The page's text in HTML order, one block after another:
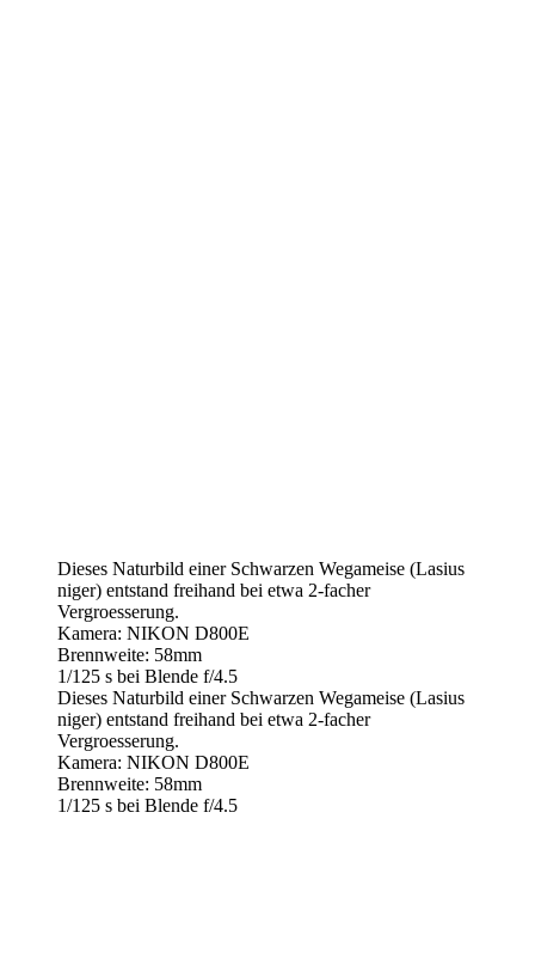
Dieses Naturbild einer Schwarzen Wegameise (Lasius
niger) entstand freihand bei etwa 2-facher
Vergroesserung.
Kamera: NIKON D800E
Brennweite: 58mm
1/125 s bei Blende f/4.5
Dieses Naturbild einer Schwarzen Wegameise (Lasius
niger) entstand freihand bei etwa 2-facher
Vergroesserung.
Kamera: NIKON D800E
Brennweite: 58mm
1/125 s bei Blende f/4.5